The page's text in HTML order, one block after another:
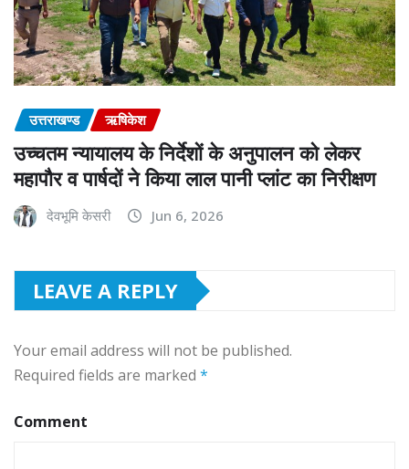
उत्तराखण्ड ऋषिकेश
उच्चतम न्यायालय के निर्देशों के अनुपालन को लेकर
महापौर व पार्षदों ने किया लाल पानी प्लांट का निरीक्षण
देवभूमि केसरी Jun 6, 2026
LEAVE A REPLY
Your email address will not be published.
Required fields are marked *
Comment